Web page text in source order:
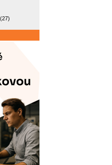
(27)